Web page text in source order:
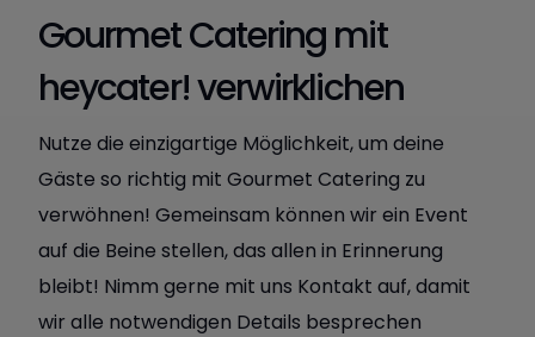
Gourmet Catering mit
heycater! verwirklichen
Nutze die einzigartige Möglichkeit, um deine
Gäste so richtig mit Gourmet Catering zu
verwöhnen! Gemeinsam können wir ein Event
auf die Beine stellen, das allen in Erinnerung
bleibt! Nimm gerne mit uns Kontakt auf, damit
wir alle notwendigen Details besprechen